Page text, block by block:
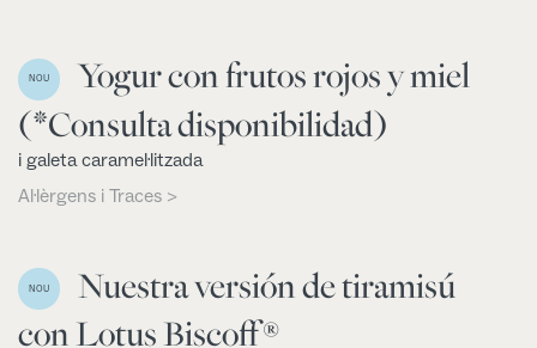
NOU
Yogur con frutos rojos y miel
(*Consulta disponibilidad)
i galeta caramel·litzada
Al·lèrgens i Traces >
NOU
Nuestra versión de tiramisú
con Lotus Biscoff®